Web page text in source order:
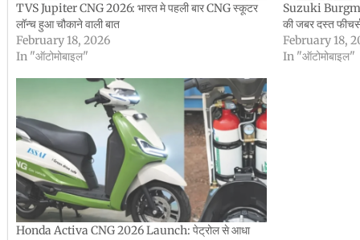
TVS Jupiter CNG 2026: भारत मे पहली बार CNG स्कूटर
लॉन्च हुआ चौकाने वाली बात
February 18, 2026
In "ऑटोमोबाइल"
Suzuki
की जबर दस्त
February 18,
In "ऑटोमोबाइल"
Honda Activa CNG 2026 Launch: पेट्रोल से आधा